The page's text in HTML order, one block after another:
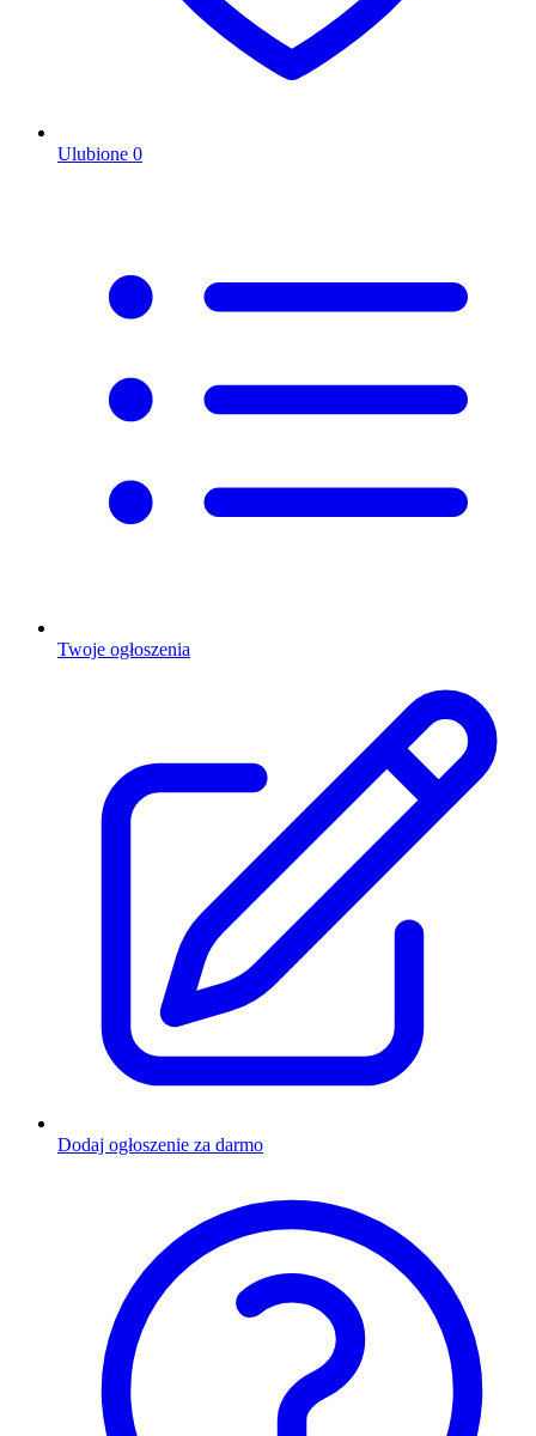
Ulubione 0
Twoje ogłoszenia
Dodaj ogłoszenie za darmo